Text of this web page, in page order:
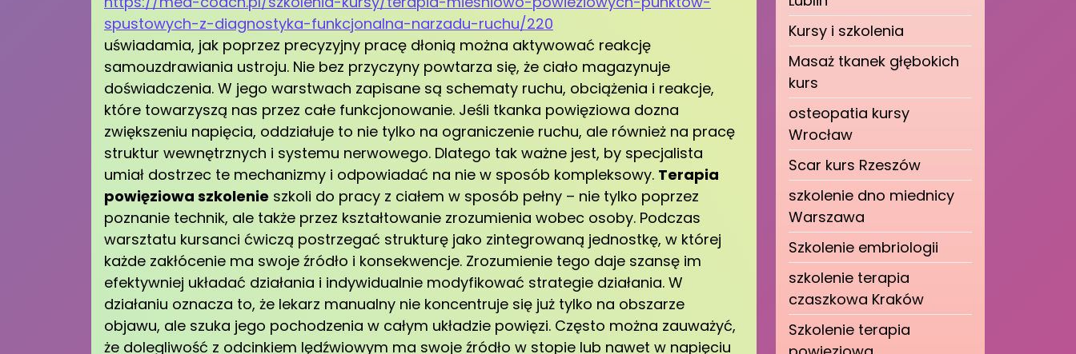
spustowych-z-diagnostyka-funkcjonalna-narzadu-ruchu/220
uświadamia, jak poprzez precyzyjny pracę dłonią można aktywować reakcję
samouzdrawiania ustroju. Nie bez przyczyny powtarza się, że ciało magazynuje
doświadczenia. W jego warstwach zapisane są schematy ruchu, obciążenia i reakcje,
które towarzyszą nas przez całe funkcjonowanie. Jeśli tkanka powięziowa dozna
zwiększeniu napięcia, oddziałuje to nie tylko na ograniczenie ruchu, ale również na pracę
struktur wewnętrznych i systemu nerwowego. Dlatego tak ważne jest, by specjalista
umiał dostrzec te mechanizmy i odpowiadać na nie w sposób kompleksowy. Terapia
powięziowa szkolenie szkoli do pracy z ciałem w sposób pełny – nie tylko poprzez
poznanie technik, ale także przez kształtowanie zrozumienia wobec osoby. Podczas
warsztatu kursanci ćwiczą postrzegać strukturę jako zintegrowaną jednostkę, w której
każde zakłócenie ma swoje źródło i konsekwencje. Zrozumienie tego daje szansę im
efektywniej układać działania i indywidualnie modyfikować strategie działania. W
działaniu oznacza to, że lekarz manualny nie koncentruje się już tylko na obszarze
objawu, ale szuka jego pochodzenia w całym układzie powięzi. Często można zauważyć,
że dolegliwość z odcinkiem lędźwiowym ma swoje źródło w stopie lub nawet w napięciu
Kursy i szkolenia
Masaż tkanek głębokich
kurs
osteopatia kursy
Wrocław
Scar kurs Rzeszów
szkolenie dno miednicy
Warszawa
Szkolenie embriologii
szkolenie terapia
czaszkowa Kraków
Szkolenie terapia